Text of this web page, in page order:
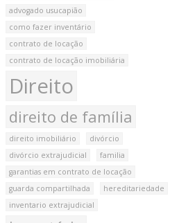
advogado usucapião
como fazer inventário
contrato de locação
contrato de locação imobiliária
Direito
direito de família
direito imobiliário
divórcio
divórcio extrajudicial
familia
garantias em contrato de locação
guarda compartilhada
hereditariedade
inventario extrajudicial